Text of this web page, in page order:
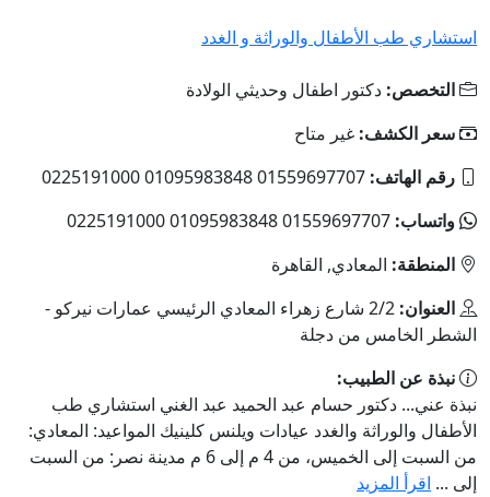
استشاري طب الأطفال والوراثة و الغدد
التخصص: دكتور اطفال وحديثي الولادة
سعر الكشف: غير متاح
رقم الهاتف: 01559697707 01095983848 0225191000
واتساب: 01559697707 01095983848 0225191000
المنطقة: المعادي, القاهرة
العنوان:
2/2 شارع زهراء المعادي الرئيسي عمارات نيركو -
الشطر الخامس من دجلة
نبذة عن الطبيب:
نبذة عني... دكتور حسام عبد الحميد عبد الغني استشاري طب
الأطفال والوراثة والغدد عيادات ويلنس كلينيك المواعيد: المعادي:
من السبت إلى الخميس، من 4 م إلى 6 م مدينة نصر: من السبت
إلى ... اقرأ المزيد